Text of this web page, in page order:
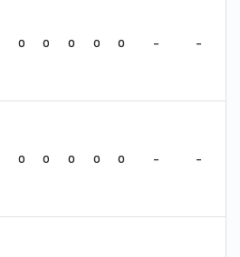
0 0 0 0 0 - -
0 0 0 0 0 - -